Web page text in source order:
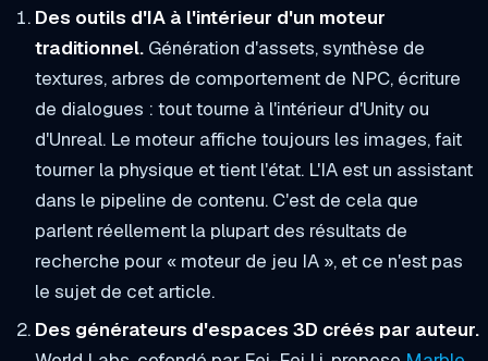
Des outils d'IA à l'intérieur d'un moteur
traditionnel.Génération d'assets, synthèse de
textures, arbres de comportement de NPC, écriture
de dialogues : tout tourne à l'intérieur d'Unity ou
d'Unreal. Le moteur affiche toujours les images, fait
tourner la physique et tient l'état. L'IA est un assistant
dans le pipeline de contenu. C'est de cela que
parlent réellement la plupart des résultats de
recherche pour « moteur de jeu IA », et ce n'est pas
le sujet de cet article.
Des générateurs d'espaces 3D créés par auteur.